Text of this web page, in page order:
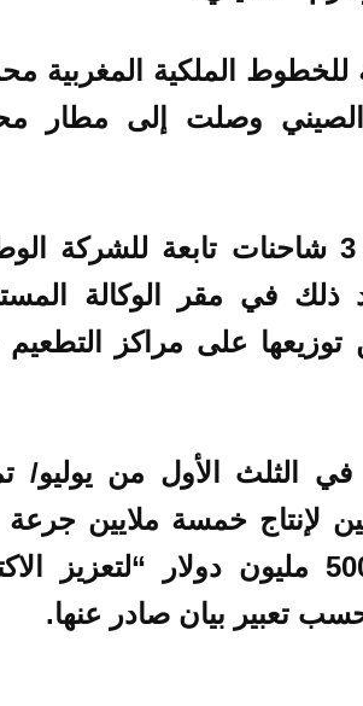
الملكية المغربية
وصلت إلى مطار
وفور وصل الشحنة تم توزيعها على 3 شاحنات تابعة للشركة
ذلك في مقر الوكالة
توزيعها على مراكز
الثلث الأول من يوليو/
لإنتاج خمسة ملايين
لقاحها شهريا، باستثمارات حجمها 500 مليون دولار “لتعزيز
تعبير بيان صادر عنها.